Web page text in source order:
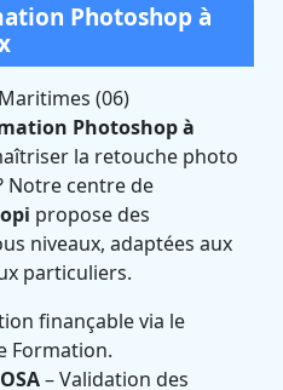
à
(Alpes-
et éligible CPF
Photoshop à
(06)
Photoshop à
la retouche photo
Notre centre de
propose des
niveaux, adaptées aux
particuliers.
finançable via le
Formation.
– Validation des